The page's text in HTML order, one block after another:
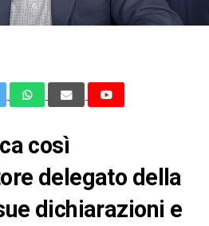
così
delegato della
dichiarazioni e